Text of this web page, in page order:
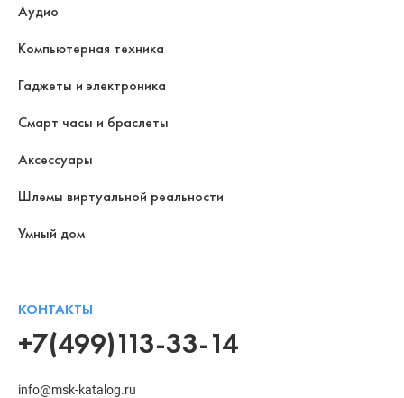
Аудио
Компьютерная техника
Гаджеты и электроника
Смарт часы и браслеты
Аксессуары
Шлемы виртуальной реальности
Умный дом
КОНТАКТЫ
+7(499)113-33-14
info@msk-katalog.ru